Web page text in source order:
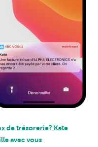
de trésorerie? Kate
avec vous